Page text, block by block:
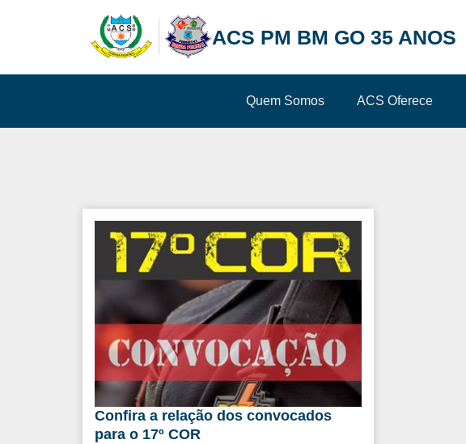
ACS PM BM GO 35 ANOS
Quem Somos ACS Oferece
Confira a relação dos convocados
para o 17º COR